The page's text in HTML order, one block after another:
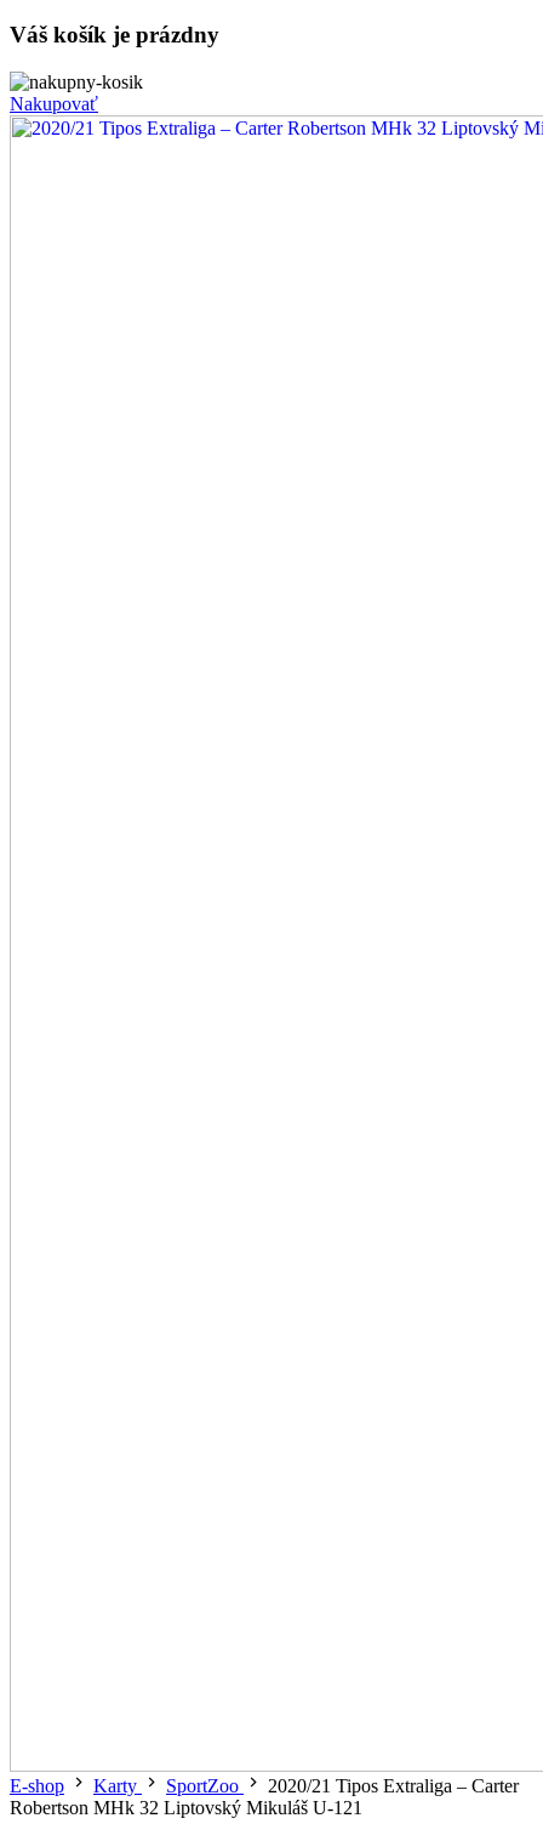
Váš košík je prázdny
Nakupovať
E-shop Karty SportZoo
2020/21 Tipos Extraliga – Carter
Robertson MHk 32 Liptovský Mikuláš U-121